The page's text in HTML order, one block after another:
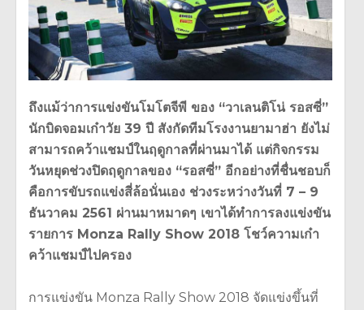
ถึงแม้ว่าการแข่งขันโมโตจีพี ของ “วาเลนติโน่ รอสซี่”
นักบิดจอมเก๋าวัย 39 ปี สังกัดทีมโรงงานยามาฮ่า ยังไม่
สามารถคว้าแชมป์ในฤดูกาลที่ผ่านมาได้ แต่กิจกรรม
วันหยุดช่วงปิดฤดูกาลของ “รอสซี่” อีกอย่างที่ชื่นชอบก็
คือการขับรถแข่งสี่ล้อนั่นเอง ช่วงระหว่างวันที่ 7 – 9
ธันวาคม 2561 ผ่านมาหมาดๆ เขาได้ทำการลงแข่งขัน
รายการ Monza Rally Show 2018 โชว์ความเก๋า
คว้าแชมป์ไปครอง
การแข่งขัน Monza Rally Show 2018 จัดแข่งขึ้นที่